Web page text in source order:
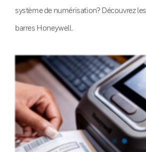
système de numérisation? Découvrez
barres Honeywell.